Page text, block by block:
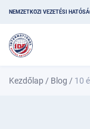
NEMZETKÖZI VEZETÉSI
Kezdőlap / Blog / 10